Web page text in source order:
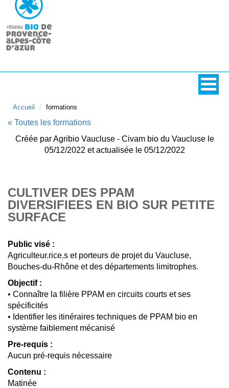
Accueil formations
« Toutes les formations
Créée par Agribio Vaucluse - Civam bio du Vaucluse le
05/12/2022 et actualisée le 05/12/2022
CULTIVER DES PPAM
DIVERSIFIEES EN BIO SUR PETITE
SURFACE
Public visé :
Agriculteur.rice.s et porteurs de projet du Vaucluse,
Bouches-du-Rhône et des départements limitrophes.
Objectif :
• Connaître la filière PPAM en circuits courts et ses
spécificités
• Identifier les itinéraires techniques de PPAM bio en
système faiblement mécanisé
Pre-requis :
Aucun pré-requis nécessaire
Contenu :
Matinée